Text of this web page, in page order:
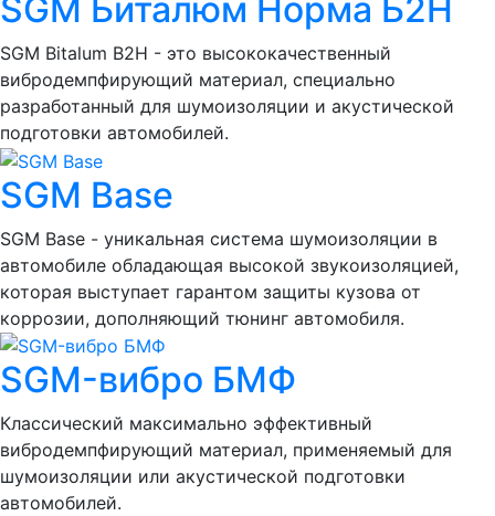
SGM Биталюм Норма Б2Н
SGM Bitalum B2H - это высококачественный
вибродемпфирующий материал, специально
разработанный для шумоизоляции и акустической
подготовки автомобилей.
SGM Base
SGM Base - уникальная система шумоизоляции в
автомобиле обладающая высокой звукоизоляцией,
которая выступает гарантом защиты кузова от
коррозии, дополняющий тюнинг автомобиля.
SGM-вибро БМФ
Классический максимально эффективный
вибродемпфирующий материал, применяемый для
шумоизоляции или акустической подготовки
автомобилей.